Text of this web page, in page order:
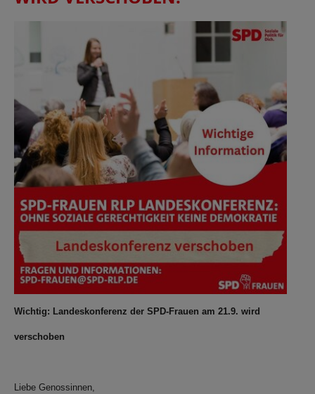
Wichtig: Landeskonferenz der SPD-Frauen am 21.9. wird
verschoben
Liebe Genossinnen,